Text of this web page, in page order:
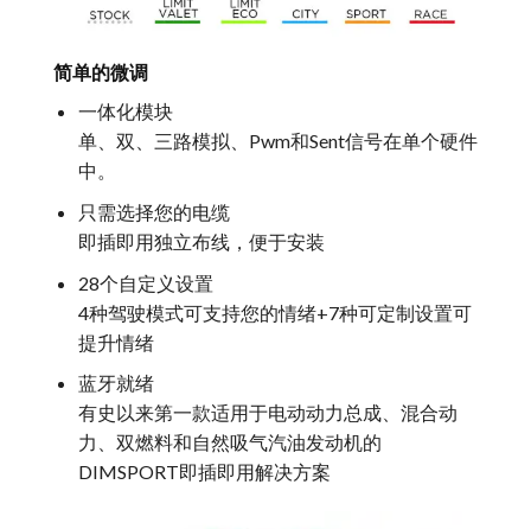
简单的微调
一体化模块
单、双、三路模拟、Pwm和Sent信号在单个硬件
中。
只需选择您的电缆
即插即用独立布线，便于安装
28个自定义设置
4种驾驶模式可支持您的情绪+7种可定制设置可
提升情绪
蓝牙就绪
有史以来第一款适用于电动动力总成、混合动
力、双燃料和自然吸气汽油发动机的
DIMSPORT即插即用解决方案